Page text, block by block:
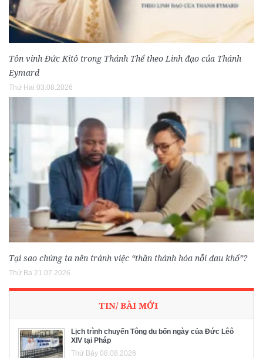
Tôn vinh Đức Kitô trong Thánh Thể theo Linh đạo của Thánh
Eymard
Thứ Hai 03.08.2026
Tại sao chúng ta nên tránh việc “thần thánh hóa nỗi đau khổ”?
Thứ Ba 21.07.2026
TIN/ BÀI MỚI
Lịch trình chuyến Tông du bốn ngày của Đức Lêô
XIV tại Pháp
Thứ Bảy 08.08.2026